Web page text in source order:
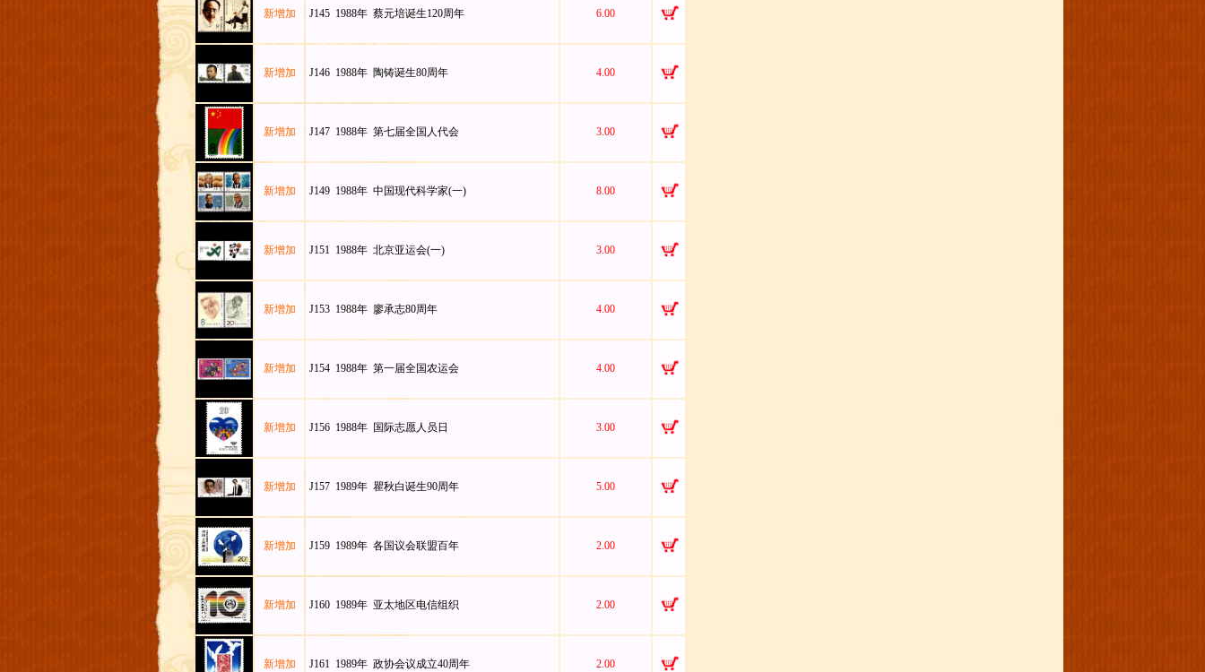
新增加 J145 1988年 蔡元培诞生120周年 6.00
新增加 J146 1988年 陶铸诞生80周年 4.00
新增加 J147 1988年 第七届全国人代会 3.00
新增加 J149 1988年 中国现代科学家(一) 8.00
新增加 J151 1988年 北京亚运会(一) 3.00
新增加 J153 1988年 廖承志80周年 4.00
新增加 J154 1988年 第一届全国农运会 4.00
新增加 J156 1988年 国际志愿人员日 3.00
新增加 J157 1989年 瞿秋白诞生90周年 5.00
新增加 J159 1989年 各国议会联盟百年 2.00
新增加 J160 1989年 亚太地区电信组织 2.00
新增加 J161 1989年 政协会议成立40周年 2.00